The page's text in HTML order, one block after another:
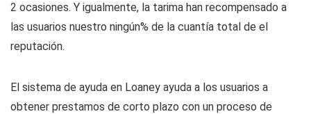
2 ocasiones. Y igualmente, la tarima han recompensado a
las usuarios nuestro ningún% de la cuantí­a total de el
reputación.
El sistema de ayuda en Loaney ayuda a los usuarios a
obtener prestamos de corto plazo con un proceso de